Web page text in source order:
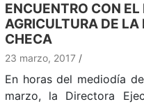
ENCUENTRO CON EL
AGRICULTURA DE LA
CHECA
23 marzo, 2017
En horas del mediodía
marzo, la Directora